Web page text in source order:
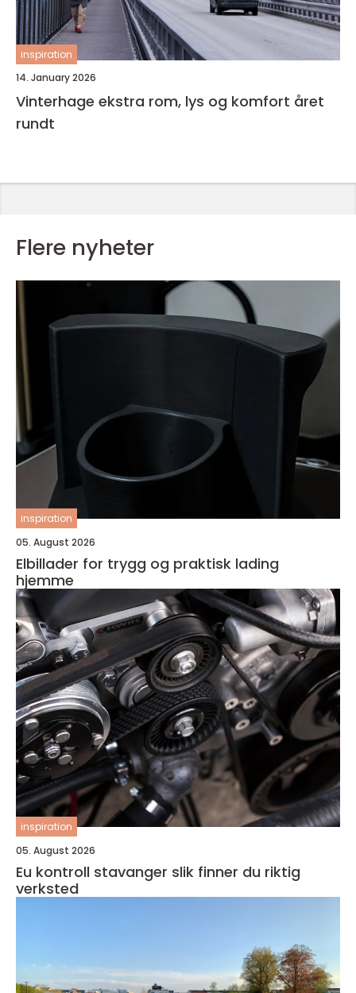
inspiration
14. January 2026
Vinterhage ekstra rom, lys og komfort året
rundt
Flere nyheter
inspiration
05. August 2026
Elbillader for trygg og praktisk lading
hjemme
inspiration
05. August 2026
Eu kontroll stavanger slik finner du riktig
verksted